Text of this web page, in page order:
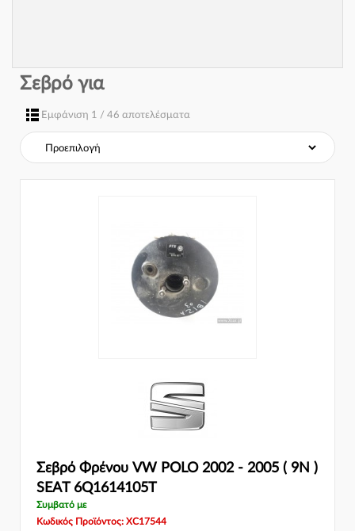
Σεβρό για
Εμφάνιση 1 / 46 αποτελέσματα
Σεβρό Φρένου VW POLO 2002 - 2005 ( 9N )
SEAT 6Q1614105T
Συμβατό με
Κωδικός Προϊόντος: XC17544